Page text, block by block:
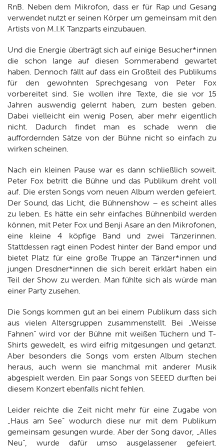
RnB. Neben dem Mikrofon, dass er für Rap und Gesang
verwendet nutzt er seinen Körper um gemeinsam mit den
Artists von M.I.K Tanzparts einzubauen.
Und die Energie überträgt sich auf einige Besucher*innen
die schon lange auf diesen Sommerabend gewartet
haben. Dennoch fällt auf dass ein Großteil des Publikums
für den gewohnten Sprechgesang von Peter Fox
vorbereitet sind. Sie wollen ihre Texte, die sie vor 15
Jahren auswendig gelernt haben, zum besten geben.
Dabei vielleicht ein wenig Posen, aber mehr eigentlich
nicht. Dadurch findet man es schade wenn die
auffordernden Sätze von der Bühne nicht so einfach zu
wirken scheinen.
Nach ein kleinen Pause war es dann schließlich soweit.
Peter Fox betritt die Bühne und das Publikum dreht voll
auf. Die ersten Songs vom neuen Album werden gefeiert.
Der Sound, das Licht, die Bühnenshow – es scheint alles
zu leben. Es hätte ein sehr einfaches Bühnenbild werden
können, mit Peter Fox und Benji Asare an den Mikrofonen,
eine kleine 4 köpfige Band und zwei Tänzerinnen.
Stattdessen ragt einen Podest hinter der Band empor und
bietet Platz für eine große Truppe an Tänzer*innen und
jungen Dresdner*innen die sich bereit erklärt haben ein
Teil der Show zu werden. Man fühlte sich als würde man
einer Party zusehen.
Die Songs kommen gut an bei einem Publikum dass sich
aus vielen Altersgruppen zusammenstellt. Bei „Weisse
Fahnen“ wird vor der Bühne mit weißen Tüchern und T-
Shirts gewedelt, es wird eifrig mitgesungen und getanzt.
Aber besonders die Songs vom ersten Album stechen
heraus, auch wenn sie manchmal mit anderer Musik
abgespielt werden. Ein paar Songs von SEEED durften bei
diesem Konzert ebenfalls nicht fehlen.
Leider reichte die Zeit nicht mehr für eine Zugabe von
„Haus am See“ wodurch diese nur mit dem Publikum
gemeinsam gesungen wurde. Aber der Song davor, „Alles
Neu“, wurde dafür umso ausgelassener gefeiert.